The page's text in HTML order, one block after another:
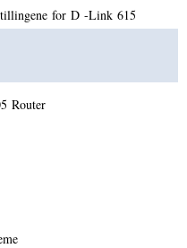
for D -Link 615
Router